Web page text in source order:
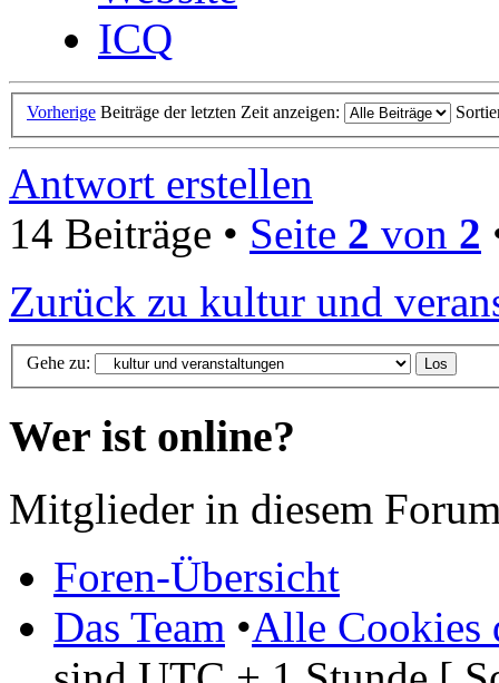
ICQ
Vorherige Beiträge der letzten Zeit anzeigen:
Antwort erstellen
14 Beiträge • Seite 2 von 2
Zurück zu kultur und
Gehe zu:
Wer ist online?
Mitglieder in diesem
Foren-Übersicht
Das Team •Alle Cookies